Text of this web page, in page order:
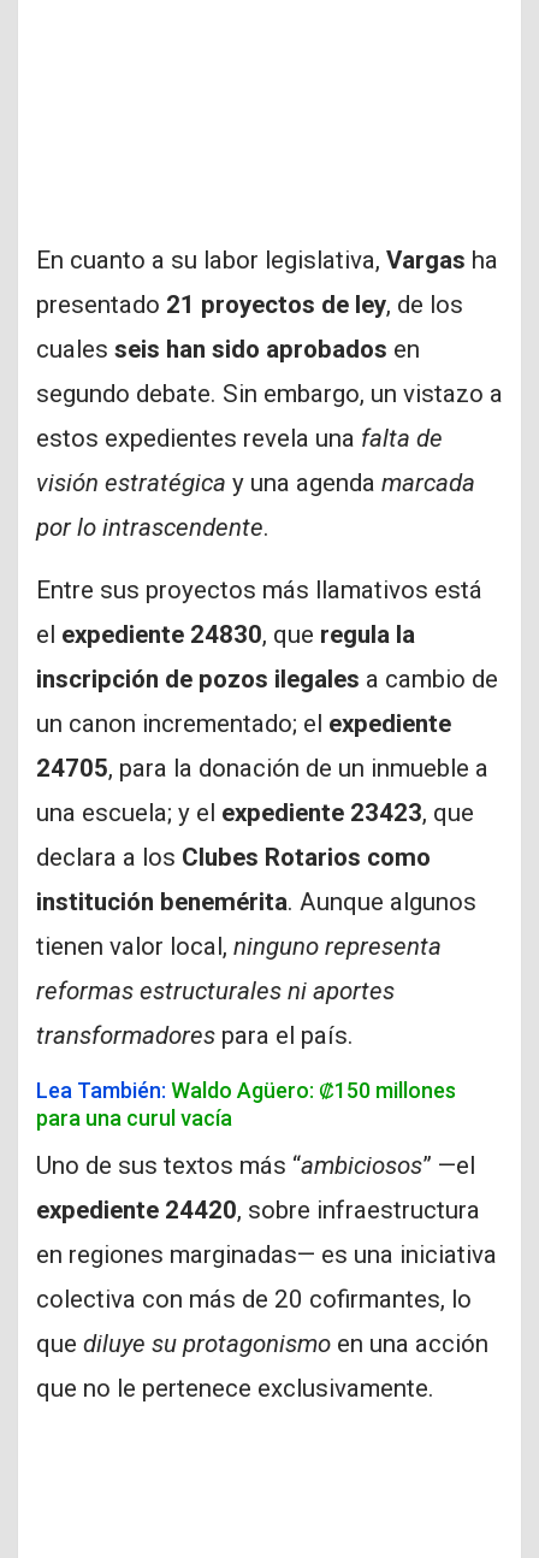
En cuanto a su labor legislativa, Vargas ha
presentado 21 proyectos de ley, de los
cuales seis han sido aprobados en
segundo debate. Sin embargo, un vistazo a
estos expedientes revela una falta de
visión estratégica y una agenda marcada
por lo intrascendente.
Entre sus proyectos más llamativos está
el expediente 24830, que regula la
inscripción de pozos ilegales a cambio de
un canon incrementado; el expediente
24705, para la donación de un inmueble a
una escuela; y el expediente 23423, que
declara a los Clubes Rotarios como
institución benemérita. Aunque algunos
tienen valor local, ninguno representa
reformas estructurales ni aportes
transformadores para el país.
Lea También: Waldo Agüero: ₡150 millones
para una curul vacía
Uno de sus textos más “ambiciosos” —el
expediente 24420, sobre infraestructura
en regiones marginadas— es una iniciativa
colectiva con más de 20 cofirmantes, lo
que diluye su protagonismo en una acción
que no le pertenece exclusivamente.